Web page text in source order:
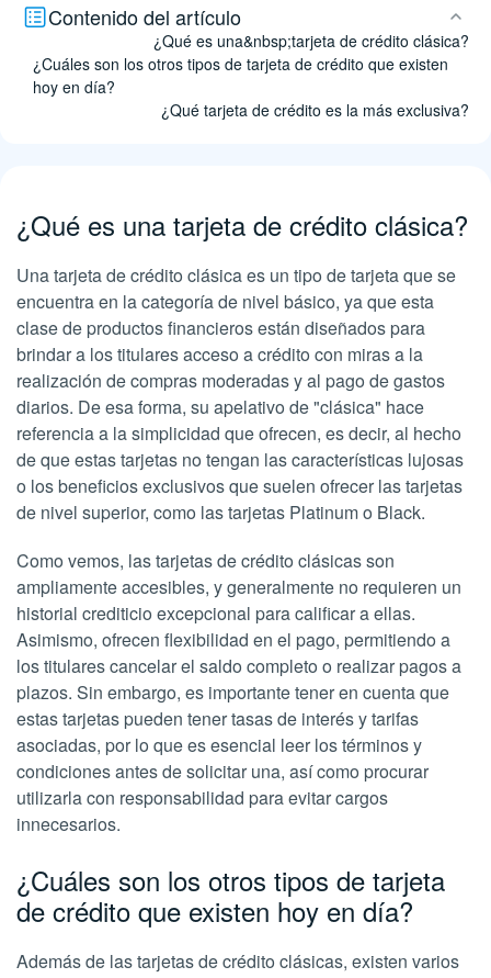
Contenido del artículo
¿Qué es una&nbsp;tarjeta de crédito clásica?
¿Cuáles son los otros tipos de tarjeta de crédito que existen
hoy en día?
¿Qué tarjeta de crédito es la más exclusiva?
¿Qué es una tarjeta de crédito clásica?
Una tarjeta de crédito clásica es un tipo de tarjeta que se
encuentra en la categoría de nivel básico, ya que esta
clase de productos financieros están diseñados para
brindar a los titulares acceso a crédito con miras a la
realización de compras moderadas y al pago de gastos
diarios. De esa forma, su apelativo de "clásica" hace
referencia a la simplicidad que ofrecen, es decir, al hecho
de que estas tarjetas no tengan las características lujosas
o los beneficios exclusivos que suelen ofrecer las tarjetas
de nivel superior, como las tarjetas Platinum o Black.
Como vemos, las tarjetas de crédito clásicas son
ampliamente accesibles, y generalmente no requieren un
historial crediticio excepcional para calificar a ellas.
Asimismo, ofrecen flexibilidad en el pago, permitiendo a
los titulares cancelar el saldo completo o realizar pagos a
plazos. Sin embargo, es importante tener en cuenta que
estas tarjetas pueden tener tasas de interés y tarifas
asociadas, por lo que es esencial leer los términos y
condiciones antes de solicitar una, así como procurar
utilizarla con responsabilidad para evitar cargos
innecesarios.
¿Cuáles son los otros tipos de tarjeta
de crédito que existen hoy en día?
Además de las tarjetas de crédito clásicas, existen varios